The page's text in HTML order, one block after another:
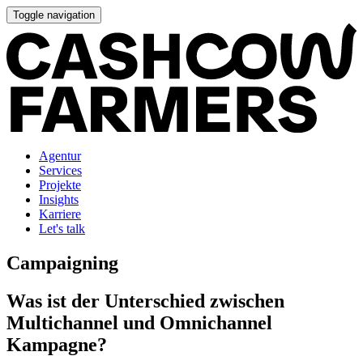
Toggle navigation
Agentur
Services
Projekte
Insights
Karriere
Let's talk
Campaigning
Was ist der Unterschied zwischen
Multichannel und Omnichannel
Kampagne?